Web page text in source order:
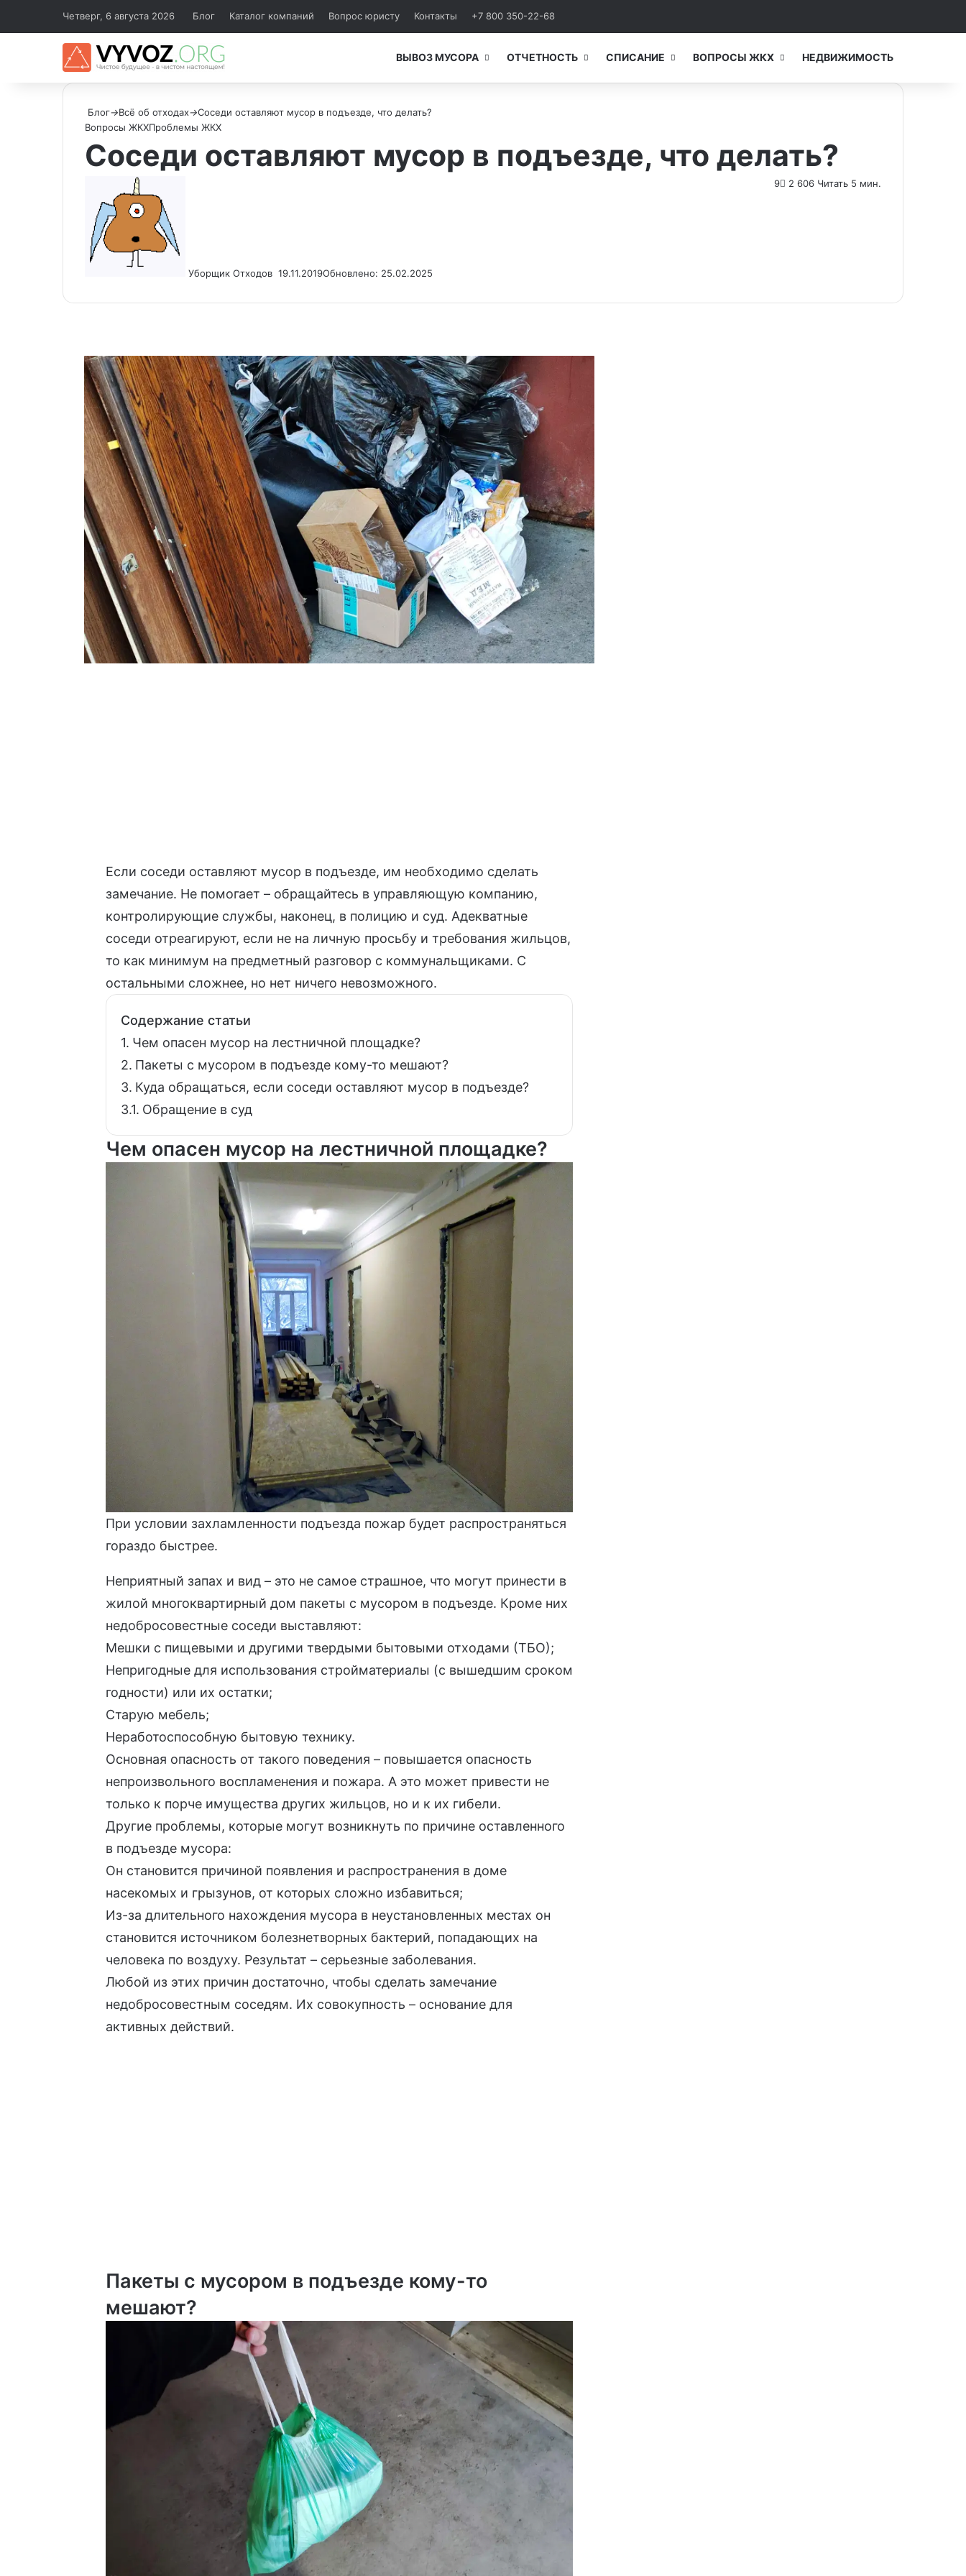
Четверг, 6 августа 2026 Блог Каталог компаний Вопрос юристу Контакты +7 800 350-22-68
ВЫВОЗ МУСОРА ОТЧЕТНОСТЬ СПИСАНИЕ ВОПРОСЫ ЖКХ НЕДВИЖИМОСТЬ
Блог→Всё об отходах→Соседи оставляют мусор в подъезде, что делать?
Вопросы ЖКХПроблемы ЖКХ
Соседи оставляют мусор в подъезде, что делать?
Уборщик Отходов 19.11.2019Обновлено: 25.02.2025
9 2 606 Читать 5 мин.
Если соседи оставляют мусор в подъезде, им необходимо сделать
замечание. Не помогает – обращайтесь в управляющую компанию,
контролирующие службы, наконец, в полицию и суд. Адекватные
соседи отреагируют, если не на личную просьбу и требования жильцов,
то как минимум на предметный разговор с коммунальщиками. С
остальными сложнее, но нет ничего невозможного.
Содержание статьи
Чем опасен мусор на лестничной площадке?
Пакеты с мусором в подъезде кому-то мешают?
Куда обращаться, если соседи оставляют мусор в подъезде?
Обращение в суд
Чем опасен мусор на лестничной площадке?
При условии захламленности подъезда пожар будет распространяться
гораздо быстрее.
Неприятный запах и вид – это не самое страшное, что могут принести в
жилой многоквартирный дом пакеты с мусором в подъезде. Кроме них
недобросовестные соседи выставляют:
Мешки с пищевыми и другими твердыми бытовыми отходами (ТБО);
Непригодные для использования стройматериалы (с вышедшим сроком
годности) или их остатки;
Старую мебель;
Неработоспособную бытовую технику.
Основная опасность от такого поведения – повышается опасность
непроизвольного воспламенения и пожара. А это может привести не
только к порче имущества других жильцов, но и к их гибели.
Другие проблемы, которые могут возникнуть по причине оставленного
в подъезде мусора:
Он становится причиной появления и распространения в доме
насекомых и грызунов, от которых сложно избавиться;
Из-за длительного нахождения мусора в неустановленных местах он
становится источником болезнетворных бактерий, попадающих на
человека по воздуху. Результат – серьезные заболевания.
Любой из этих причин достаточно, чтобы сделать замечание
недобросовестным соседям. Их совокупность – основание для
активных действий.
Пакеты с мусором в подъезде кому-то
мешают?